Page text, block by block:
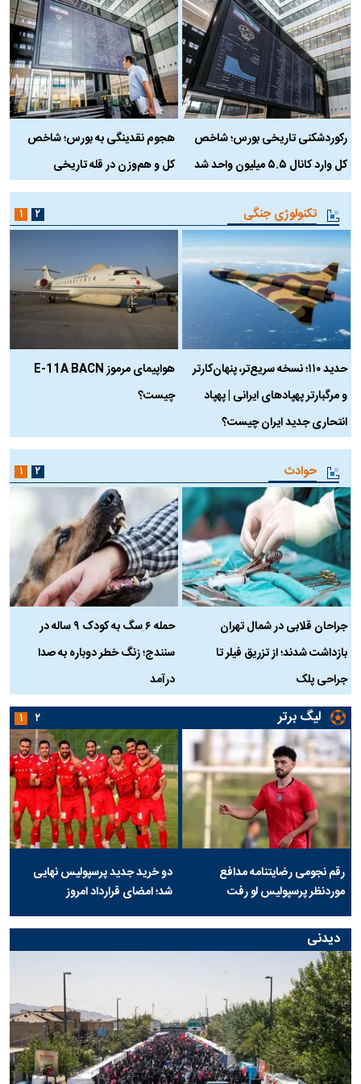
رکوردشکنی تاریخی بورس؛ شاخص
کل وارد کانال ۵.۵ میلیون واحد شد
هجوم نقدینگی به بورس؛ شاخص
کل و هم‌وزن در قله تاریخی
تکنولوژی جنگی
حدید ۱۱۰؛ نسخه سریع‌تر، پنهان‌کارتر
و مرگبارتر پهپادهای ایرانی | پهپاد
انتحاری جدید ایران چیست؟
هواپیمای مرموز E-11A BACN
چیست؟
۱ ۲
حوادث
جراحان قلابی در شمال تهران
بازداشت شدند؛ از تزریق فیلر تا
جراحی پلک
حمله ۶ سگ به کودک ۹ ساله در
سنندج؛ زنگ خطر دوباره به صدا
درآمد
۱ ۲
لیگ برتر
رقم نجومی رضایتنامه مدافع
موردنظر پرسپولیس لو رفت
دو خرید جدید پرسپولیس نهایی
شد؛ امضای قرارداد امروز
۱ ۲
دیدنی